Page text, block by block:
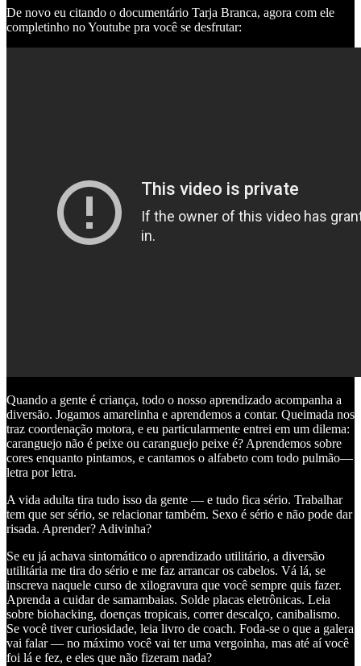
De novo eu citando o documentário Tarja Branca, agora com ele
completinho no Youtube pra você se desfrutar:
Quando a gente é criança, todo o nosso aprendizado acompanha a
diversão. Jogamos amarelinha e aprendemos a contar. Queimada nos
traz coordenação motora, e eu particularmente entrei em um dilema:
caranguejo não é peixe ou caranguejo peixe é? Aprendemos sobre
cores enquanto pintamos, e cantamos o alfabeto com todo pulmão—
letra por letra.
A vida adulta tira tudo isso da gente — e tudo fica sério. Trabalhar
tem que ser sério, se relacionar também. Sexo é sério e não pode dar
risada. Aprender? Adivinha?
Se eu já achava sintomático o aprendizado utilitário, a diversão
utilitária me tira do sério e me faz arrancar os cabelos. Vá lá, se
inscreva naquele curso de xilogravura que você sempre quis fazer.
Aprenda a cuidar de samambaias. Solde placas eletrônicas. Leia
sobre biohacking, doenças tropicais, correr descalço, canibalismo.
Se você tiver curiosidade, leia livro de coach. Foda-se o que a galera
vai falar — no máximo você vai ter uma vergoinha, mas até aí você
foi lá e fez, e eles que não fizeram nada?